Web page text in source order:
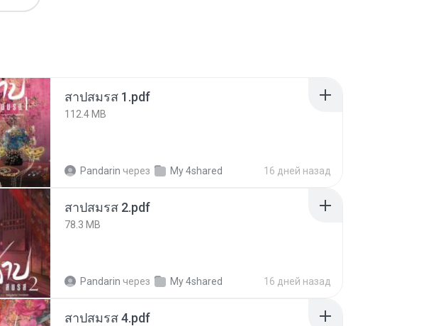
สาปสมรส 1.pdf
112.4 MB
Pandarin через My 4shared 16 дней назад
สาปสมรส 2.pdf
78.3 MB
Pandarin через My 4shared 16 дней назад
สาปสมรส 4.pdf